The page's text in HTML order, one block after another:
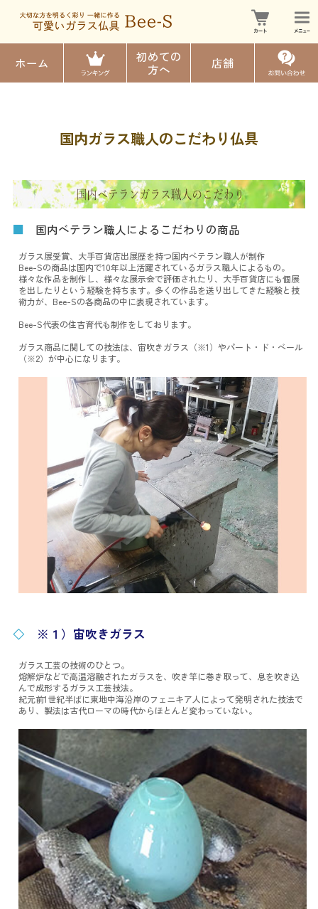
ホーム
初めての
方へ
店舗
国内ガラス職人のこだわり仏具
■ 国内ベテラン職人によるこだわりの商品
ガラス展受賞、大手百貨店出展歴を持つ国内ベテラン職人が制作
Bee-Sの商品は国内で10年以上活躍されているガラス職人によるもの。
様々な作品を制作し、様々な展示会で評価されたり、大手百貨店にも個展
を出したりという経験を持ちます。多くの作品を送り出してきた経験と技
術力が、Bee-Sの各商品の中に表現されています。
Bee-S代表の住吉育代も制作をしております。
ガラス商品に関しての技法は、宙吹きガラス（※1）やパート・ド・ベール
（※2）が中心になります。
◇ ※１）宙吹きガラス
ガラス工芸の技術のひとつ。
熔解炉などで高温溶融されたガラスを、吹き竿に巻き取って、息を吹き込
んで成形するガラス工芸技法。
紀元前1世紀半ばに東地中海沿岸のフェニキア人によって発明された技法で
あり、製法は古代ローマの時代からほとんど変わっていない。